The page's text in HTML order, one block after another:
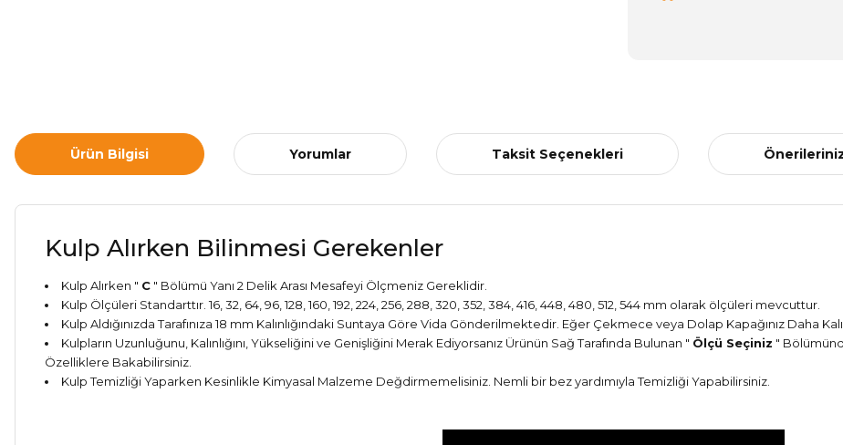
Ürün Bilgisi Yorumlar Taksit Seçenekleri
Kulp Alırken Bilinmesi Gerekenler
Kulp Alırken " C " Bölümü Yanı 2 Delik Arası Mesafeyi Ölçmeniz Gereklidir.
Kulp Ölçüleri Standarttır. 16, 32, 64, 96, 128, 160, 192, 224, 256, 288, 320, 352, 384, 416, 448, 480, 512, 544 mm olarak ölçüleri mevcuttur.
Kulp Aldığınızda Tarafınıza 18 mm Kalınlığındaki Suntaya Göre Vida Gönderilmektedir. Eğer Çekmece veya Dolap Kapağınız Daha
Kulpların Uzunluğunu, Kalınlığını, Yükseliğini ve Genişliğini Merak Ediyorsanız Ürünün Sağ Tarafında Bulunan " Ölçü Seçiniz "
Özelliklere Bakabilirsiniz.
Kulp Temizliği Yaparken Kesinlikle Kimyasal Malzeme Değdirmemelisiniz. Nemli bir bez yardımıyla Temizliği Yapabilirsiniz.